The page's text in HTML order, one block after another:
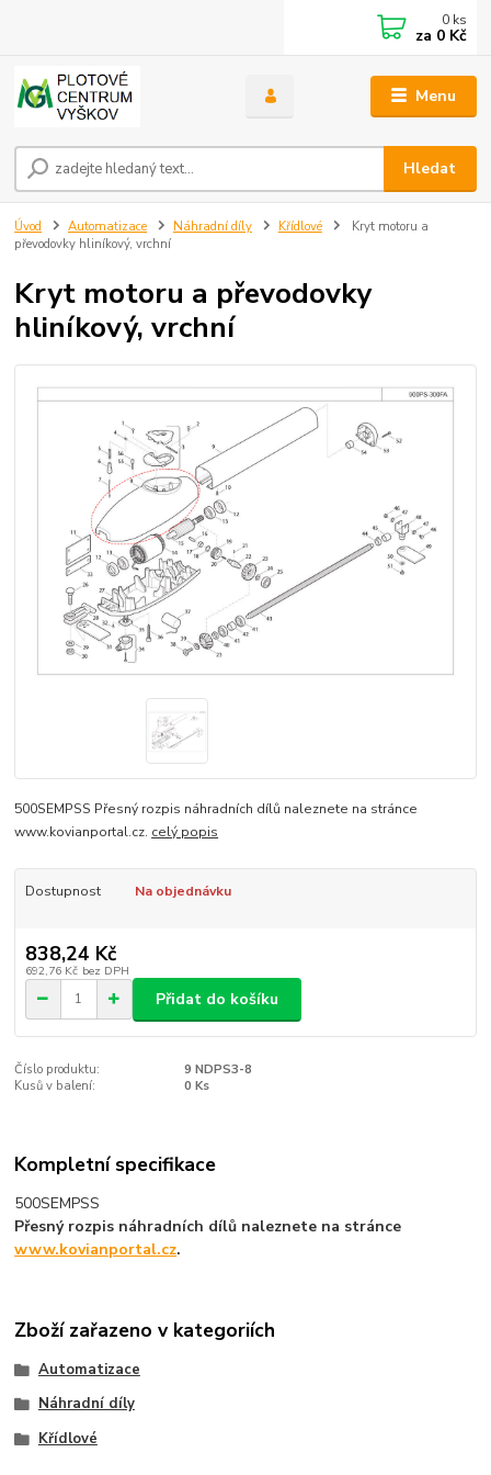
Menu
Hledat
0 ks
za 0 Kč
Úvod Automatizace Náhradní díly Křídlové
Kryt motoru a
převodovky hliníkový, vrchní
Kryt motoru a převodovky
hliníkový, vrchní
500SEMPSS Přesný rozpis náhradních dílů naleznete na stránce
www.kovianportal.cz. celý popis
Dostupnost Na objednávku
838,24 Kč
692,76 Kč bez DPH
Přidat do košíku
Číslo produktu:
9 NDPS3-8
Kusů v balení:
0 Ks
Kompletní specifikace
500SEMPSS
Přesný rozpis náhradních dílů naleznete na stránce
www.kovianportal.cz.
Zboží zařazeno v kategoriích
Automatizace
Náhradní díly
Křídlové